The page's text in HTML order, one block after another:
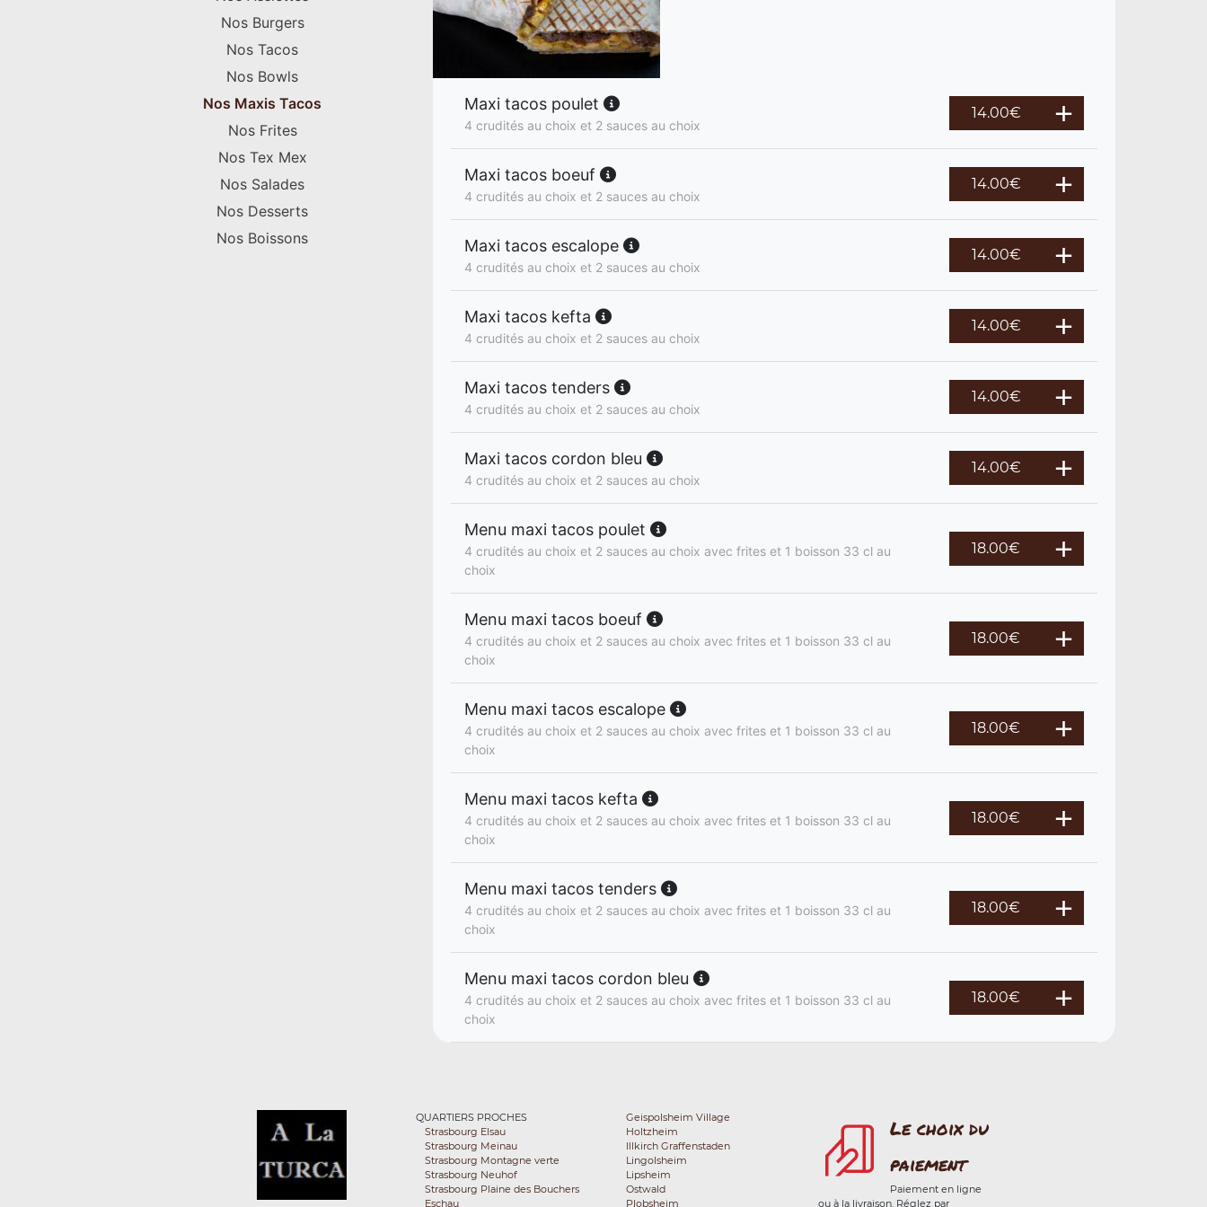
Nos Burgers
Nos Tacos
Nos Bowls
Nos Maxis Tacos
Nos Frites
Nos Tex Mex
Nos Salades
Nos Desserts
Nos Boissons
Maxi tacos poulet
4 crudités au choix et 2 sauces au choix
14.00€
Maxi tacos boeuf
4 crudités au choix et 2 sauces au choix
14.00€
Maxi tacos escalope
4 crudités au choix et 2 sauces au choix
14.00€
Maxi tacos kefta
4 crudités au choix et 2 sauces au choix
14.00€
Maxi tacos tenders
4 crudités au choix et 2 sauces au choix
14.00€
Maxi tacos cordon bleu
4 crudités au choix et 2 sauces au choix
14.00€
Menu maxi tacos poulet
4 crudités au choix et 2 sauces au choix avec frites et 1 boisson 33 cl au
choix
18.00€
Menu maxi tacos boeuf
4 crudités au choix et 2 sauces au choix avec frites et 1 boisson 33 cl au
choix
18.00€
Menu maxi tacos escalope
4 crudités au choix et 2 sauces au choix avec frites et 1 boisson 33 cl au
choix
18.00€
Menu maxi tacos kefta
4 crudités au choix et 2 sauces au choix avec frites et 1 boisson 33 cl au
choix
18.00€
Menu maxi tacos tenders
4 crudités au choix et 2 sauces au choix avec frites et 1 boisson 33 cl au
choix
18.00€
Menu maxi tacos cordon bleu
4 crudités au choix et 2 sauces au choix avec frites et 1 boisson 33 cl au
choix
18.00€
QUARTIERS PROCHES
Strasbourg Elsau
Strasbourg Meinau
Strasbourg Montagne verte
Strasbourg Neuhof
Strasbourg Plaine des Bouchers
Eschau
Geispolsheim Village
Holtzheim
Illkirch Graffenstaden
Lingolsheim
Lipsheim
Ostwald
Plobsheim
Le choix du
paiement
Paiement en ligne
ou à la livraison. Réglez par